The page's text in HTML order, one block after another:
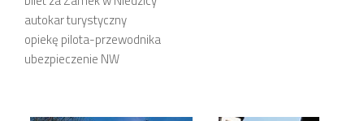
autokar turystyczny
opiekę pilota-przewodnika
ubezpieczenie NW